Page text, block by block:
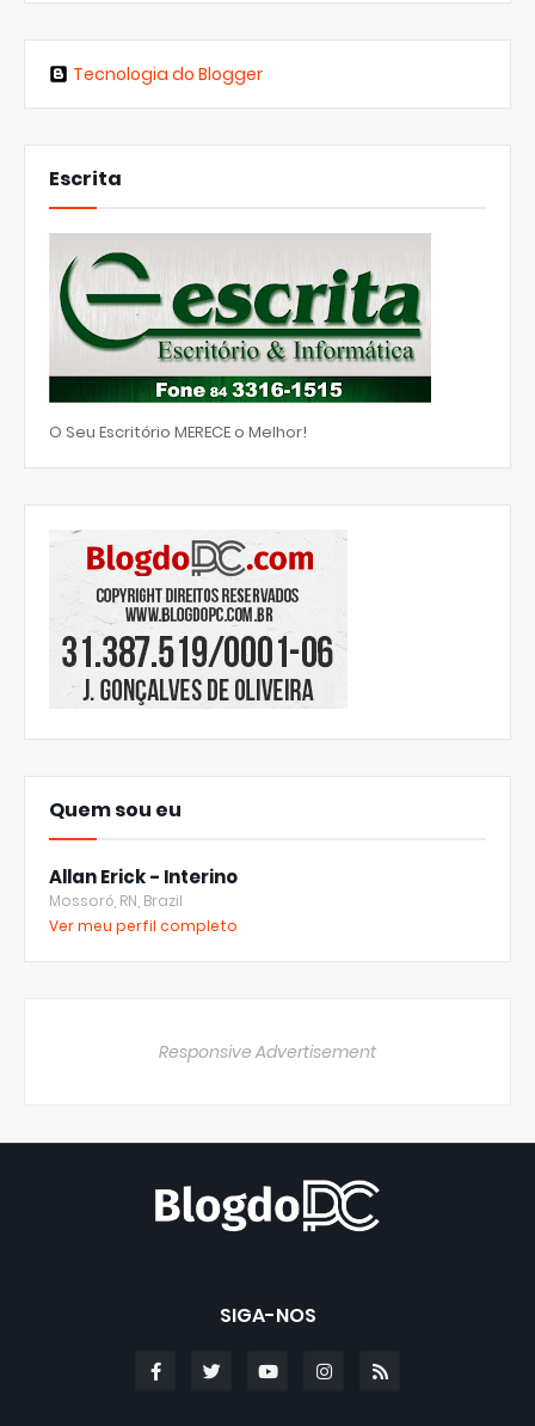
Tecnologia do Blogger
Escrita
O Seu Escritório MERECE o Melhor!
Quem sou eu
Allan Erick - Interino
Mossoró, RN, Brazil
Ver meu perfil completo
Responsive Advertisement
SIGA-NOS